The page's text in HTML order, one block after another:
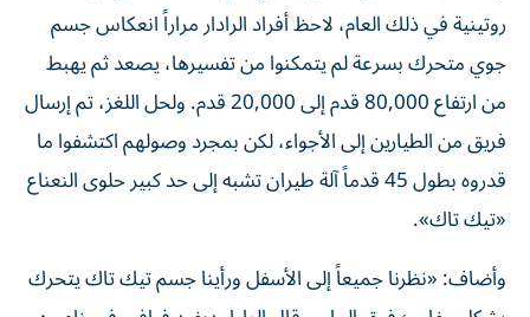
روتينية في ذلك العام، لاحظ أفراد الرادار مراراً انعكاس جسم
جوي متحرك بسرعة لم يتمكنوا من تفسيرها، يصعد ثم يهبط
من ارتفاع 80,000 قدم إلى 20,000 قدم. ولحل اللغز، تم إرسال
فريق من الطيارين إلى الأجواء، لكن بمجرد وصولهم اكتشفوا ما
قدروه بطول 45 قدماً آلة طيران تشبه إلى حد كبير حلوى النعناع
«تيك تاك».
وأضاف: «نظرنا جميعاً إلى الأسفل ورأينا جسم تيك تاك يتحرك